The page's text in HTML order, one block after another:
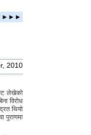
►►►
2010
लेखेको
विरोध
थियो
पुराणमा